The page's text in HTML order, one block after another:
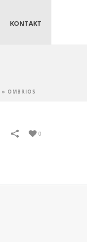
KONTAKT
» OMBRIOS
0